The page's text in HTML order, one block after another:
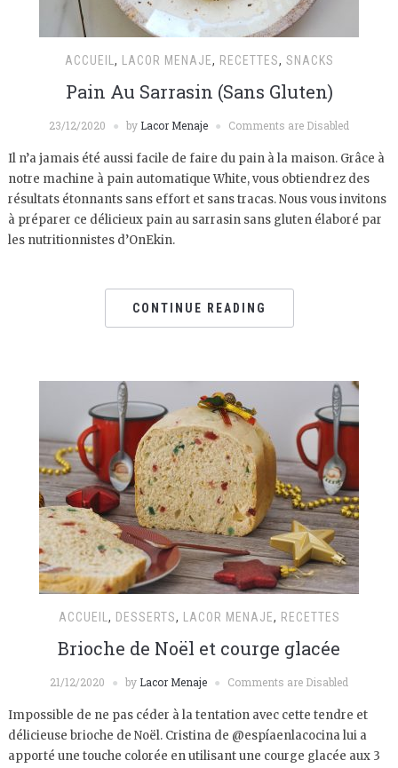
ACCUEIL , LACOR MENAJE, RECETTES, SNACKS
Pain Au Sarrasin (Sans Gluten)
23/12/2020 by Lacor Menaje Comments are Disabled
Il n’a jamais été aussi facile de faire du pain à la maison. Grâce à
notre machine à pain automatique White, vous obtiendrez des
résultats étonnants sans effort et sans tracas. Nous vous invitons
à préparer ce délicieux pain au sarrasin sans gluten élaboré par
les nutritionnistes d’OnEkin.
CONTINUE READING
ACCUEIL , DESSERTS, LACOR MENAJE, RECETTES
Brioche de Noël et courge glacée
21/12/2020 by Lacor Menaje Comments are Disabled
Impossible de ne pas céder à la tentation avec cette tendre et
délicieuse brioche de Noël. Cristina de @espíaenlacocina lui a
apporté une touche colorée en utilisant une courge glacée aux 3